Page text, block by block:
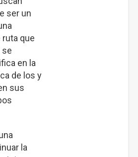
ser un
ruta que
se
en la
de los y
sus
la